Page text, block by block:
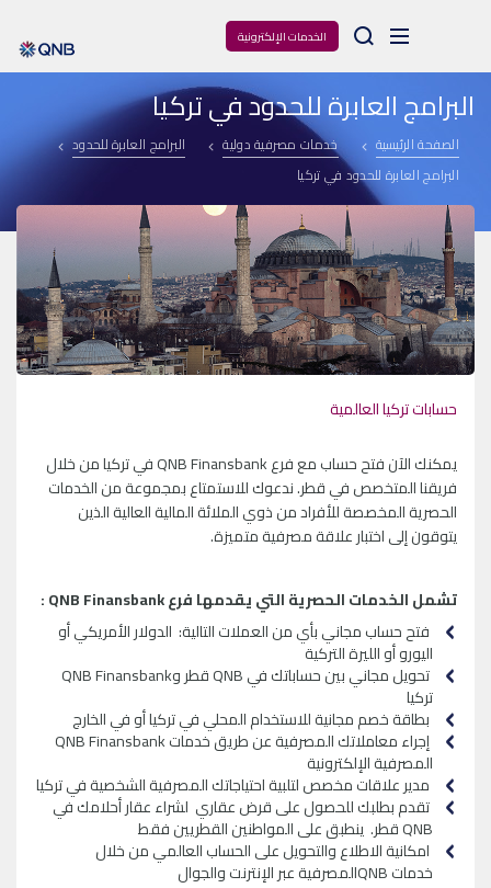
الخدمات الإلكترونية Arama
البرامج العابرة للحدود في تركيا
الصفحة الرئيسية خدمات مصرفية دولية
البرامج العابرة للحدود
البرامج العابرة للحدود في تركيا
حسابات تركيا العالمية
يمكنك الآن فتح حساب مع فرع QNB Finansbank في تركيا من خلال
فريقنا المتخصص في قطر. ندعوك للاستمتاع بمجموعة من الخدمات
الحصرية المخصصة للأفراد من ذوي الملائة المالية العالية الذين
يتوقون إلى اختبار علاقة مصرفية متميزة.
تشمل الخدمات الحصرية التي يقدمها فرع QNB Finansbank :
فتح حساب مجاني بأي من العملات التالية: الدولار الأمريكي أو
اليورو أو الليرة التركية
تحويل مجاني بين حساباتك في QNB قطر وQNB Finansbank
تركيا
بطاقة خصم مجانية للاستخدام المحلي في تركيا أو في الخارج
إجراء معاملاتك المصرفية عن طريق خدمات QNB Finansbank
المصرفية الإلكترونية
مدير علاقات مخصص لتلبية احتياجاتك المصرفية الشخصية في تركيا
تقدم بطلبك للحصول على قرض عقاري لشراء عقار أحلامك في
QNB قطر. ينطبق على المواطنين القطريين فقط
امكانية الاطلاع والتحويل على الحساب العالمي من خلال
خدمات QNBالمصرفية عبر الإنترنت والجوال